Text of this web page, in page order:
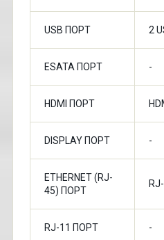
USB ПОРТ 2
ESATA ПОРТ -
HDMI ПОРТ
DISPLAY ПОРТ -
ETHERNET (RJ-
45) ПОРТ
RJ-11 ПОРТ -